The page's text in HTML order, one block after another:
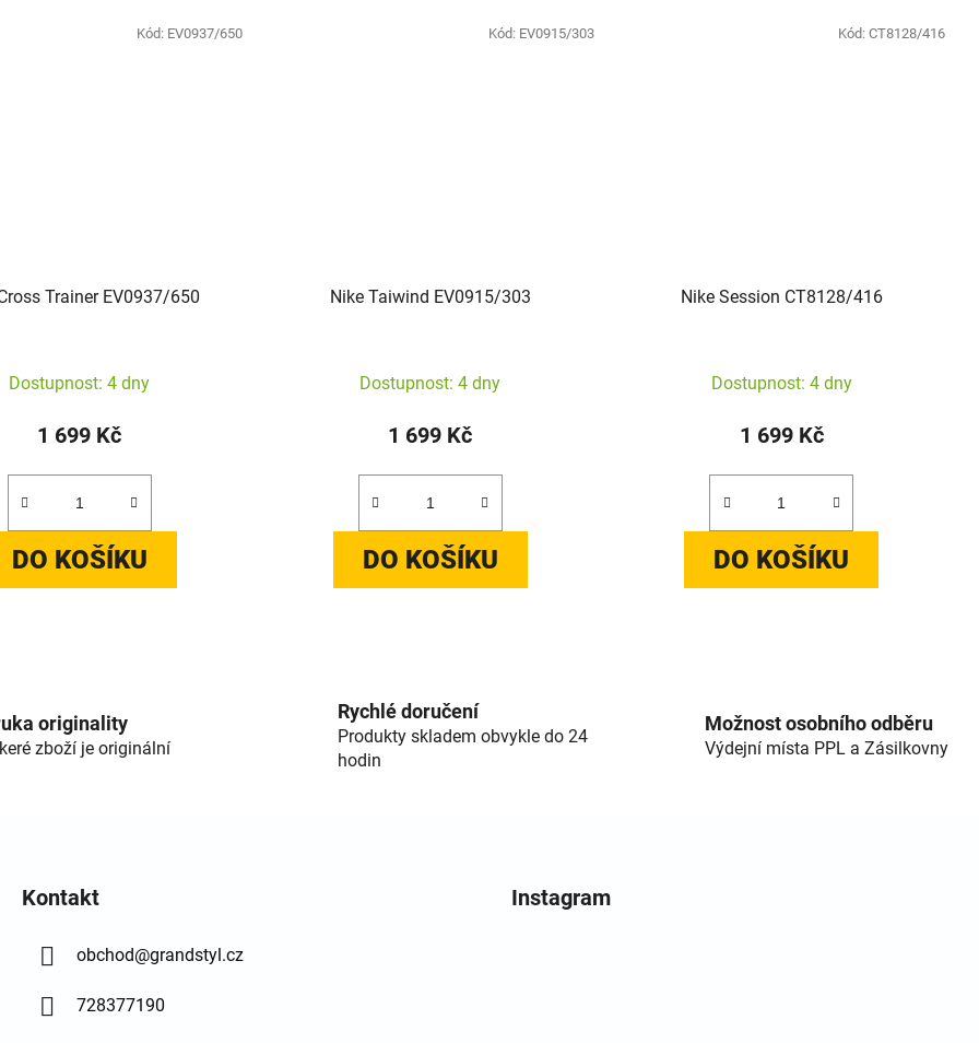
Trainer EV0937/650
Dostupnost: 4 dny
1 699 Kč
DO KOŠÍKU
Kód: EV0937/650
Nike Taiwind EV0915/303
Dostupnost: 4 dny
1 699 Kč
DO KOŠÍKU
Kód: EV0915/303
Nike Session CT8128/416
Dostupnost: 4 dny
1 699 Kč
DO KOŠÍKU
Kód: CT8128/416
originality
zboží je originální
Rychlé doručení
Produkty skladem obvykle do 24
hodin
Možnost osobního odběru
Výdejní místa PPL a Zásilkovny
Kontakt
obchod@grandstyl.cz
728377190
Instagram